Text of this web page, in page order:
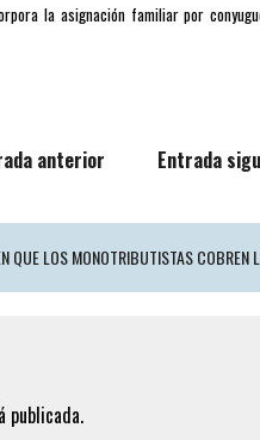
la asignación familiar por
anterior Entrada
QUE LOS MONOTRIBUTISTAS COBREN
publicada.